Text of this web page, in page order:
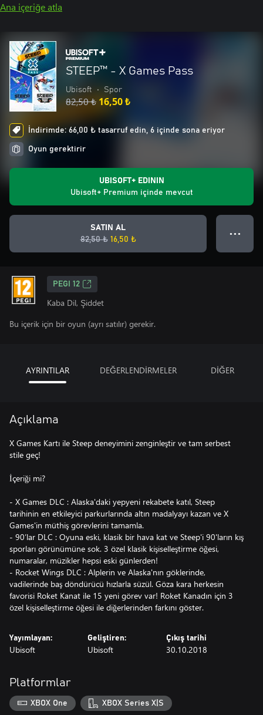
Ana içeriğe atla
STEEP™ - X Games Pass
Ubisoft • Spor
82,50 ₺ 16,50 ₺
İndirimde: 66,00 ₺ tasarruf edin, 6 içinde sona eriyor
Oyun gerektirir
UBISOFT+ EDININ
Ubisoft+ Premium içinde mevcut
SATIN AL
82,50 ₺ 16,50 ₺
● ● ●
PEGI 12
Kaba Dil, Şiddet
Bu içerik için bir oyun (ayrı satılır) gerekir.
AYRINTILAR DEĞERLENDİRMELER DİĞER
Açıklama
X Games Kartı ile Steep deneyimini zenginleştir ve tam serbest
stile geç!
İçeriği mi?
- X Games DLC : Alaska'daki yepyeni rekabete katıl, Steep
tarihinin en etkileyici parkurlarında altın madalyayı kazan ve X
Games'in müthiş görevlerini tamamla.
- 90’lar DLC : Oyuna eski, klasik bir hava kat ve Steep'i 90'ların kış
sporları görünümüne sok. 3 özel klasik kişiselleştirme öğesi,
numaralar, müzikler hepsi eski günlerden!
- Rocket Wings DLC : Alplerin ve Alaska'nın göklerinde,
vadilerinde baş döndürücü hızlarla süzül. Göza kara herkesin
favorisi Roket Kanat ile 15 yeni görev var! Roket Kanadın için 3
özel kişiselleştirme öğesi ile diğerlerinden farkını göster.
Yayımlayan:
Ubisoft
Geliştiren:
Ubisoft
Çıkış tarihi
30.10.2018
Platformlar
XBOX One XBOX Series X|S